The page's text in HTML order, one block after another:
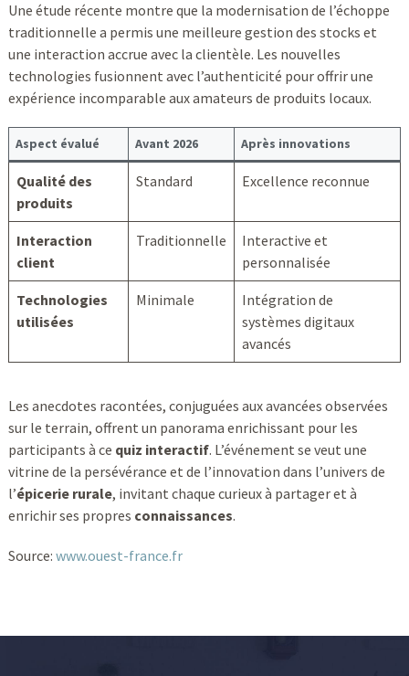
Une étude récente montre que la modernisation de l’échoppe
traditionnelle a permis une meilleure gestion des stocks et
une interaction accrue avec la clientèle. Les nouvelles
technologies fusionnent avec l’authenticité pour offrir une
expérience incomparable aux amateurs de produits locaux.
Aspect évalué Avant 2026 Après innovations
Qualité des
produits
Standard Excellence reconnue
Interaction
client
Traditionnelle
Interactive et
personnalisée
Technologies
utilisées
Minimale
Intégration de
systèmes digitaux
avancés
Les anecdotes racontées, conjuguées aux avancées observées
sur le terrain, offrent un panorama enrichissant pour les
participants à ce quiz interactif. L’événement se veut une
vitrine de la persévérance et de l’innovation dans l’univers de
l’épicerie rurale, invitant chaque curieux à partager et à
enrichir ses propres connaissances.
Source: www.ouest-france.fr